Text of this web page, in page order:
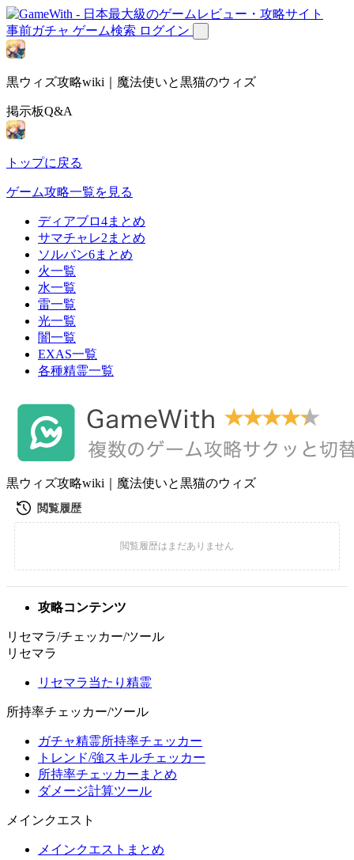
事前ガチャ ゲーム検索 ログイン
黒ウィズ攻略wiki｜魔法使いと黒猫のウィズ
掲示板Q&A
トップに戻る
ゲーム攻略一覧を見る
ディアブロ4まとめ
サマチャレ2まとめ
ソルバン6まとめ
火一覧
水一覧
雷一覧
光一覧
闇一覧
EXAS一覧
各種精霊一覧
黒ウィズ攻略wiki｜魔法使いと黒猫のウィズ
攻略コンテンツ
リセマラ/チェッカー/ツール
リセマラ
リセマラ当たり精霊
所持率チェッカー/ツール
ガチャ精霊所持率チェッカー
トレンド/強スキルチェッカー
所持率チェッカーまとめ
ダメージ計算ツール
メインクエスト
メインクエストまとめ